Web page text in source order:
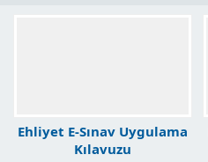
Ehliyet E-Sınav Uygulama
Kılavuzu